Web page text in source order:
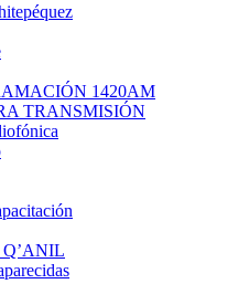
1420AM
TRANSMISIÓN